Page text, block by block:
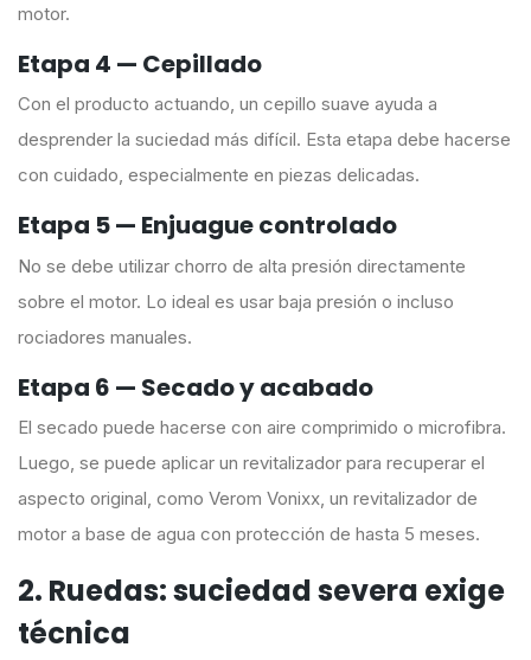
motor.
Etapa 4 — Cepillado
Con el producto actuando, un cepillo suave ayuda a
desprender la suciedad más difícil. Esta etapa debe hacerse
con cuidado, especialmente en piezas delicadas.
Etapa 5 — Enjuague controlado
No se debe utilizar chorro de alta presión directamente
sobre el motor. Lo ideal es usar baja presión o incluso
rociadores manuales.
Etapa 6 — Secado y acabado
El secado puede hacerse con aire comprimido o microfibra.
Luego, se puede aplicar un revitalizador para recuperar el
aspecto original, como Verom Vonixx, un revitalizador de
motor a base de agua con protección de hasta 5 meses.
2. Ruedas: suciedad severa exige
técnica